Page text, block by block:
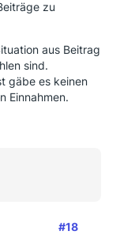
zu
aus Beitrag
sind.
gäbe es keinen
Einnahmen.
#18